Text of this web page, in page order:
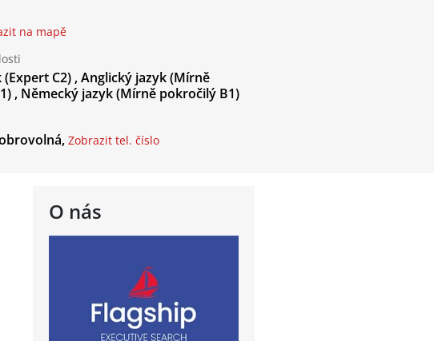
na mapě
(Expert C2) ,Anglický jazyk(Mírně
, Německý jazyk(Mírně pokročilý B1)
Zobrazit tel. číslo
O nás